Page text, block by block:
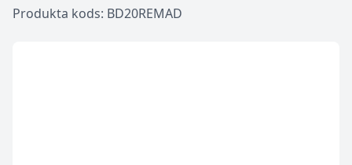
Produkta kods: BD20REMAD